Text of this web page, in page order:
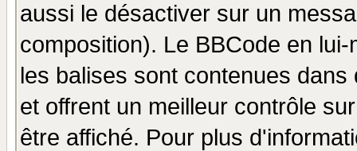
aussi le désactiver sur un
composition). Le BBCode en
les balises sont contenues
et offrent un meilleur contrôle
être affiché. Pour plus